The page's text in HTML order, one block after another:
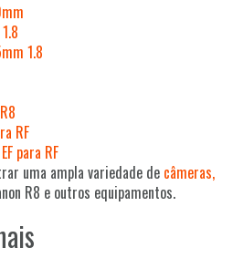
1.8
RF
para RF
uma ampla variedade de câmeras,
R8 e outros equipamentos.